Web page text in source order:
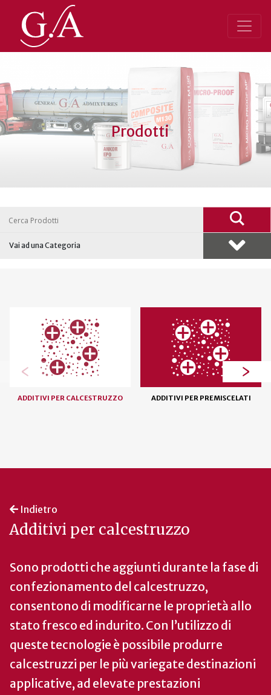
Prodotti
Vai ad una Categoria
ADDITIVI PER CALCESTRUZZO ADDITIVI PER PREMISCELATI
‹ ›
Indietro
Additivi per calcestruzzo
Sono prodotti che aggiunti durante la fase di
confezionamento del calcestruzzo,
consentono di modificarne le proprietà allo
stato fresco ed indurito. Con l’utilizzo di
queste tecnologie è possibile produrre
calcestruzzi per le più variegate destinazioni
applicative, ad elevate prestazioni